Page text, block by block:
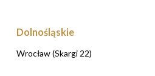
Dolnośląskie
Wrocław (Skargi 22)